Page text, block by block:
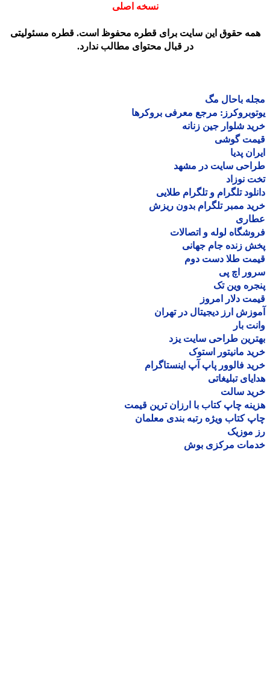
نسخه اصلی
حقوق این سایت برای قطره محفوظ است. قطره مسئولیتی
در قبال محتوای مطالب ندارد.
باحال مگ
مرجع معرفی بروکرها
شلوار جین زنانه
گوشی
پدیا
سایت در مشهد
نوزاد
تلگرام و تلگرام طلایی
ممبر تلگرام بدون ریزش
لوله و اتصالات
زنده جام جهانی
طلا دست دوم
اچ پی
وین تک
دلار امروز
ارز دیجیتال در تهران
بار
طراحی سایت یزد
مانیتور استوک
فالوور پاپ آپ اینستاگرام
تبلیغاتی
سالت
چاپ کتاب با ارزان ترین قیمت
کتاب ویژه رتبه بندی معلمان
موزیک
مرکزی بوش